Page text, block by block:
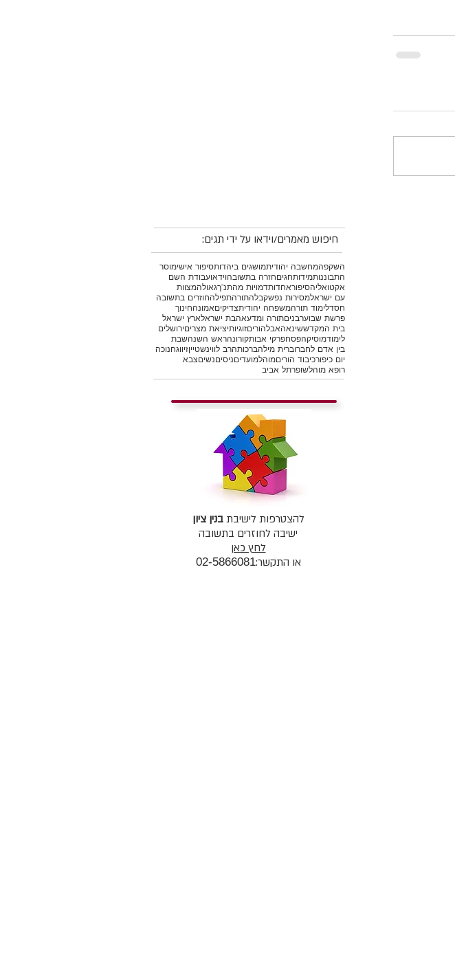
חיפוש מאמרים/וידאו על ידי תגים:
השקפהמחשבה יהודיתמושגים ביהדותסיפור אישימוסר
התבוננותמידותחגיםחזרה בתשובהוידאועבודת השם
אקטואליהסיפוראחדותדמויות מהתנ"ךגאולהמצוות
עם ישראלמסירות נפשקבלהתורהתפילהחוזרים בתשובה
חסדלימוד תורהמשפחה יהודיתצדיקיםאמונהחינוך
פרשת שבוערבניםתורה ומדעאהבת ישראלארץ ישראל
בית המקדששינאהאבלהוריםזוגיותיציאת מצריםירושלים
לימודמוסיקהפסחפרקי אבותקורונהראש השנהשבת
בין אדם לחברוברית מילהברכותהרב לווינשטייןזיווגחנוכה
יום כיפורכיבוד הוריםמוהלמועדיםניסיםנשיםצבא
רופא מוהלשופרתל אביב
להצטרפות לישיבתבנין ציון
ישיבה לחוזרים בתשובה
לחץ כאן
או התקשר:02-5866081